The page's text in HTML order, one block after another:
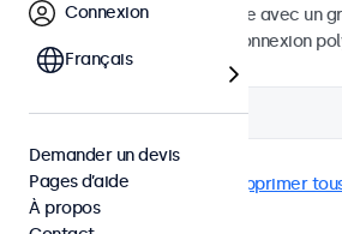
d'une netteté exceptionnelle avec un
et disposent d'options de connexion
Filtrer (21)
Bureau DisplayPort Supprimer
Connexion
Français
Demander un devis
Pages d’aide
À propos